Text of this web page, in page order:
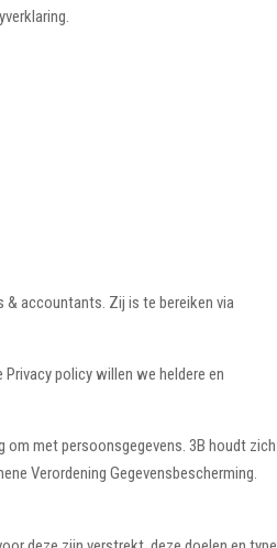
& accountants. Zij is te bereiken via
policy willen we heldere en
om met persoonsgegevens. 3B houdt zich
Verordening Gegevensbescherming.